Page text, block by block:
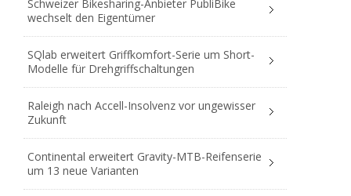
Schweizer Bikesharing-Anbieter PubliBike
wechselt den Eigentümer
SQlab erweitert Griffkomfort-Serie um Short-
Modelle für Drehgriffschaltungen
Raleigh nach Accell-Insolvenz vor ungewisser
Zukunft
Continental erweitert Gravity-MTB-Reifenserie
um 13 neue Varianten